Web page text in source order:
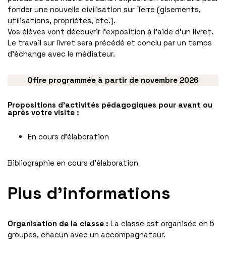
fonder une nouvelle civilisation sur Terre (gisements,
utilisations, propriétés, etc.).
Vos élèves vont découvrir l’exposition à l’aide d’un livret.
Le travail sur livret sera précédé et conclu par un temps
d’échange avec le médiateur.
Offre programmée à partir de novembre 2026
Propositions d’activités pédagogiques pour avant ou
après votre visite :
En cours d’élaboration
Bibliographie en cours d’élaboration
Plus d’informations
Organisation de la classe : La classe est organisée en 5
groupes, chacun avec un accompagnateur.